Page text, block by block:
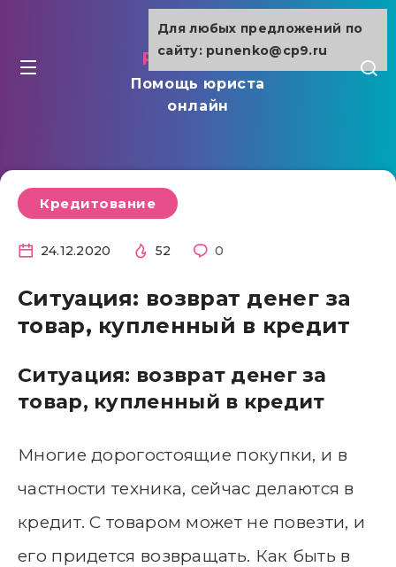
punenko.ru
Помощь юриста
онлайн
Кредитование
24.12.2020 52 0
Ситуация: возврат денег за
товар, купленный в кредит
Ситуация: возврат денег за
товар, купленный в кредит
Многие дорогостоящие покупки, и в
частности техника, сейчас делаются в
кредит. С товаром может не повезти, и
его придется возвращать. Как быть в
Для любых предложений по
сайту: punenko@cp9.ru